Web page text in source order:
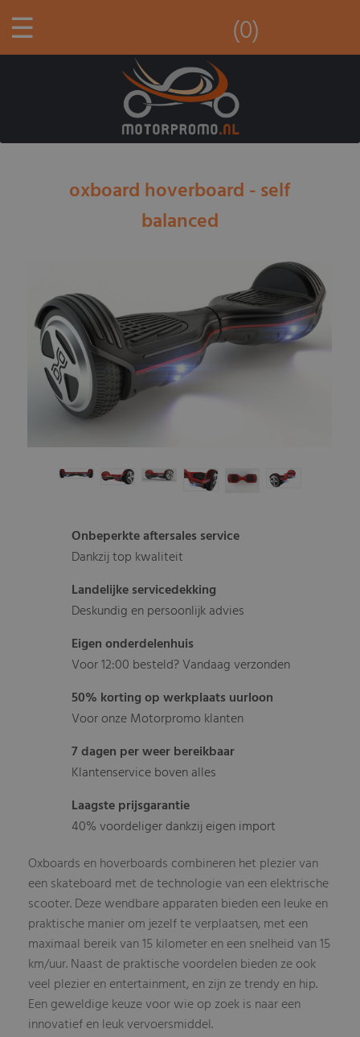
☰ (0)
oxboard hoverboard - self
balanced
Onbeperkte aftersales service
Dankzij top kwaliteit
Landelijke servicedekking
Deskundig en persoonlijk advies
Eigen onderdelenhuis
Voor 12:00 besteld? Vandaag verzonden
50% korting op werkplaats uurloon
Voor onze Motorpromo klanten
7 dagen per weer bereikbaar
Klantenservice boven alles
Laagste prijsgarantie
40% voordeliger dankzij eigen import
Oxboards en hoverboards combineren het plezier van
een skateboard met de technologie van een elektrische
scooter. Deze wendbare apparaten bieden een leuke en
praktische manier om jezelf te verplaatsen, met een
maximaal bereik van 15 kilometer en een snelheid van 15
km/uur. Naast de praktische voordelen bieden ze ook
veel plezier en entertainment, en zijn ze trendy en hip.
Een geweldige keuze voor wie op zoek is naar een
innovatief en leuk vervoersmiddel.